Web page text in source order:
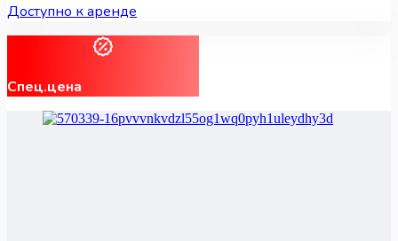
Доступно к аренде
Спец.цена